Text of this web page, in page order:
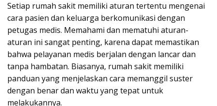
Setiap rumah sakit memiliki aturan tertentu mengenai
cara pasien dan keluarga berkomunikasi dengan
petugas medis. Memahami dan mematuhi aturan-
aturan ini sangat penting, karena dapat memastikan
bahwa pelayanan medis berjalan dengan lancar dan
tanpa hambatan. Biasanya, rumah sakit memiliki
panduan yang menjelaskan cara memanggil suster
dengan benar dan waktu yang tepat untuk
melakukannya.